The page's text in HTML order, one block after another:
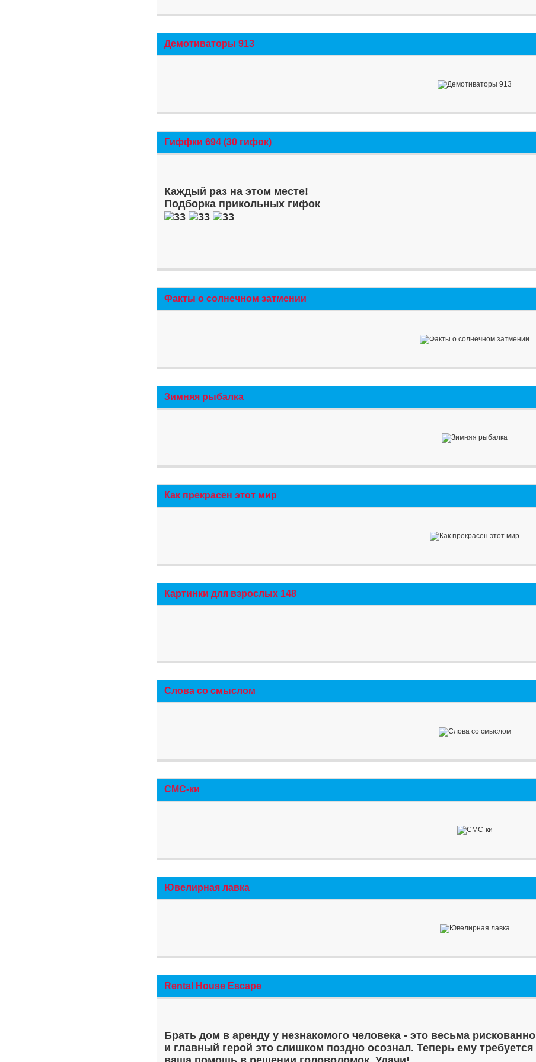
Демотиваторы 913
Гиффки 694 (30 гифок)
Каждый раз на этом месте!
Подборка прикольных гифок
Факты о солнечном затмении
Зимняя рыбалка
Как прекрасен этот мир
Картинки для взрослых 148
Слова со смыслом
СМС-ки
Ювелирная лавка
Rental House Escape
Брать дом в аренду у незнакомого человека - это весьма рискованно
и главный герой это слишком поздно осознал. Теперь ему требуется